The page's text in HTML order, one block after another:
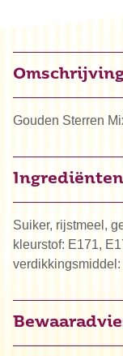
Gouden Sterren
Ingrediënten
Suiker, rijstmeel,
kleurstof: E171,
verdikkingsmiddel: